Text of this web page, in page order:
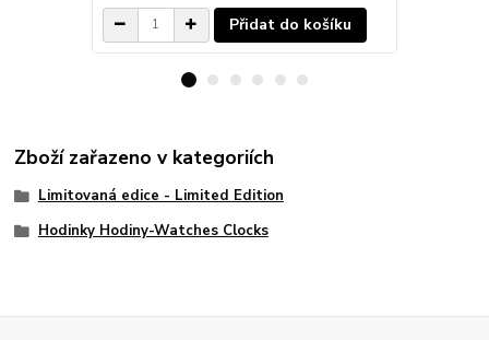
Přidat do košíku
Zboží zařazeno v kategoriích
Limitovaná edice - Limited Edition
Hodinky Hodiny-Watches Clocks